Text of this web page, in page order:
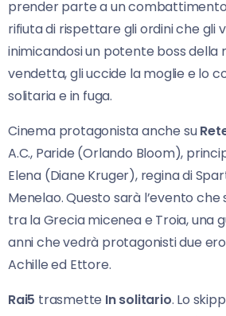
prender parte a un
rifiuta di rispettare gli ordini che gli
inimicandosi un potente boss della
vendetta, gli uccide la moglie e lo
solitaria e in fuga.
Cinema protagonista anche su
A.C., Paride (Orlando Bloom),
Elena (Diane Kruger), regina di
Menelao. Questo sarà l’evento
tra la Grecia micenea e Troia, una
anni che vedrà protagonisti due
Achille ed Ettore.
Rai5 trasmette In solitario. Lo